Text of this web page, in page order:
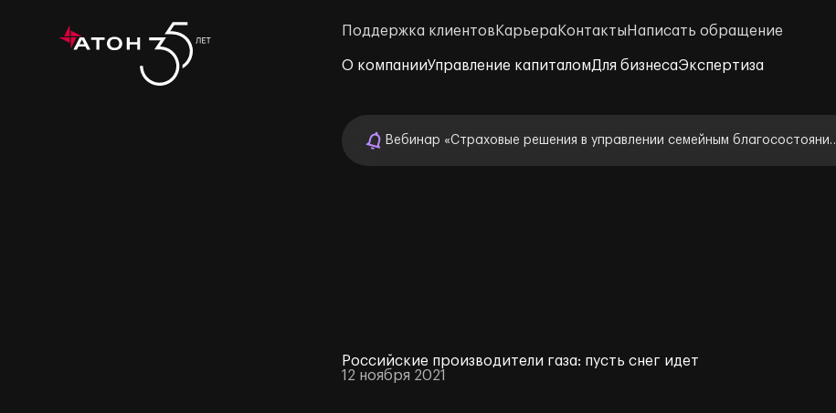
Поддержка клиентов Карьера Контакты Написать обращение
О компанииУправление капиталомДля бизнесаЭкспертиза
Вебинар «Страховые решения в управлении семейным благосостояние
Российские производители газа: пусть снег идет
12 ноября 2021